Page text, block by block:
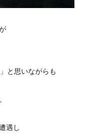
」と思いながらも
遇し